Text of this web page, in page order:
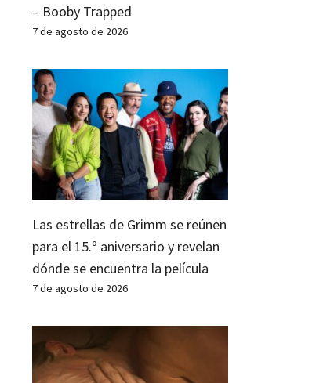
– Booby Trapped
7 de agosto de 2026
Las estrellas de Grimm se reúnen
para el 15.º aniversario y revelan
dónde se encuentra la película
7 de agosto de 2026